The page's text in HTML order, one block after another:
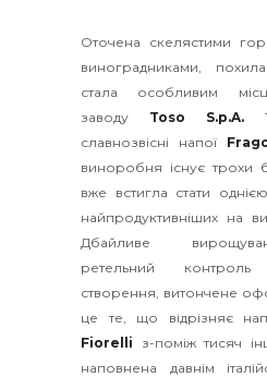
Оточена скелястими
виноградниками,
стала особливим
заводу Toso S.p.A.
славнозвісні напої
виноробня існує трохи
вже встигла стати
найпродуктивніших на
Дбайливе
ретельний
створення, витончене
це те, що відрізняє
Fiorelli з-поміж тисяч
наповнена давнім